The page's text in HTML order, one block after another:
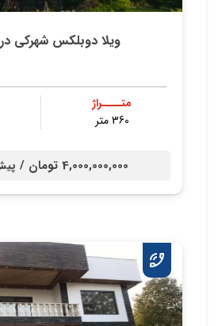
ویلا دوبلکس شهركی در
متــــراژ
360 متر
4,000,000,000 تومان /